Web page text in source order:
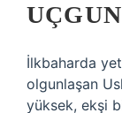
İlkbaharda
olgunlaşan
yüksek, ekşi